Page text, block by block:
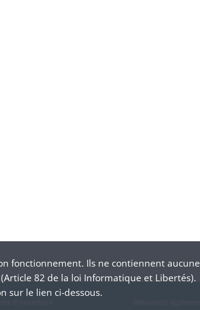
fonctionnement. Ils ne contiennent aucune
82 de la loi Informatique et Libertés).
sur le lien ci-dessous.